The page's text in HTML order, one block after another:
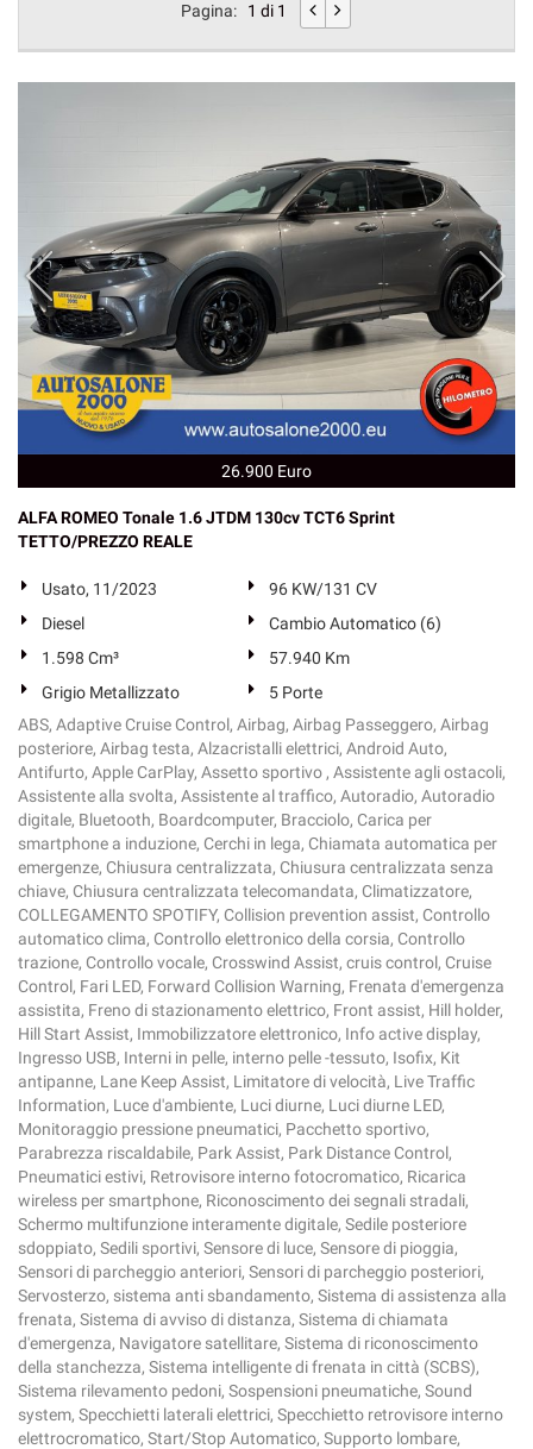
Pagina: 1 di 1
26.900 Euro
ALFA ROMEO Tonale 1.6 JTDM 130cv TCT6 Sprint
TETTO/PREZZO REALE
Usato, 11/2023
96 KW/131 CV
Diesel
Cambio Automatico (6)
1.598 Cm³
57.940 Km
Grigio Metallizzato
5 Porte
ABS, Adaptive Cruise Control, Airbag, Airbag Passeggero, Airbag
posteriore, Airbag testa, Alzacristalli elettrici, Android Auto,
Antifurto, Apple CarPlay, Assetto sportivo , Assistente agli ostacoli,
Assistente alla svolta, Assistente al traffico, Autoradio, Autoradio
digitale, Bluetooth, Boardcomputer, Bracciolo, Carica per
smartphone a induzione, Cerchi in lega, Chiamata automatica per
emergenze, Chiusura centralizzata, Chiusura centralizzata senza
chiave, Chiusura centralizzata telecomandata, Climatizzatore,
COLLEGAMENTO SPOTIFY, Collision prevention assist, Controllo
automatico clima, Controllo elettronico della corsia, Controllo
trazione, Controllo vocale, Crosswind Assist, cruis control, Cruise
Control, Fari LED, Forward Collision Warning, Frenata d'emergenza
assistita, Freno di stazionamento elettrico, Front assist, Hill holder,
Hill Start Assist, Immobilizzatore elettronico, Info active display,
Ingresso USB, Interni in pelle, interno pelle -tessuto, Isofix, Kit
antipanne, Lane Keep Assist, Limitatore di velocità, Live Traffic
Information, Luce d'ambiente, Luci diurne, Luci diurne LED,
Monitoraggio pressione pneumatici, Pacchetto sportivo,
Parabrezza riscaldabile, Park Assist, Park Distance Control,
Pneumatici estivi, Retrovisore interno fotocromatico, Ricarica
wireless per smartphone, Riconoscimento dei segnali stradali,
Schermo multifunzione interamente digitale, Sedile posteriore
sdoppiato, Sedili sportivi, Sensore di luce, Sensore di pioggia,
Sensori di parcheggio anteriori, Sensori di parcheggio posteriori,
Servosterzo, sistema anti sbandamento, Sistema di assistenza alla
frenata, Sistema di avviso di distanza, Sistema di chiamata
d'emergenza, Navigatore satellitare, Sistema di riconoscimento
della stanchezza, Sistema intelligente di frenata in città (SCBS),
Sistema rilevamento pedoni, Sospensioni pneumatiche, Sound
system, Specchietti laterali elettrici, Specchietto retrovisore interno
elettrocromatico, Start/Stop Automatico, Supporto lombare,